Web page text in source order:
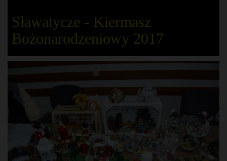
Sławatycze - Kiermasz
Bożonarodzeniowy 2017